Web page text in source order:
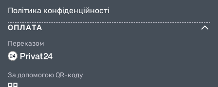
Політика конфіденційності
ОПЛАТА
Переказом
За допомогою QR-коду